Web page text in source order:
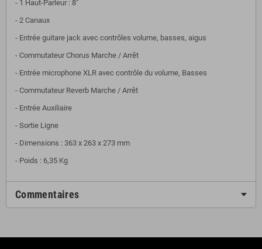
- 1 Haut-Parleur : 8"
- 2 Canaux
- Entrée guitare jack avec contrôles volume, basses, aigus
- Commutateur Chorus Marche / Arrêt
- Entrée microphone XLR avec contrôle du volume, Basses
- Commutateur Reverb Marche / Arrêt
- Entrée Auxiliaire
- Sortie Ligne
- Dimensions : 363 x 263 x 273 mm
- Poids : 6,35 Kg
Commentaires